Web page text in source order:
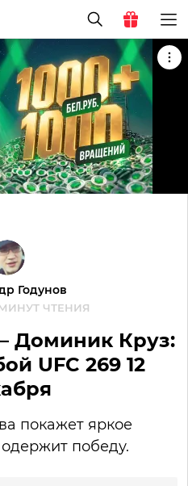
Годунов
ЧТЕНИЯ
Доминик Круз:
UFC 269 12
покажет яркое
победу.